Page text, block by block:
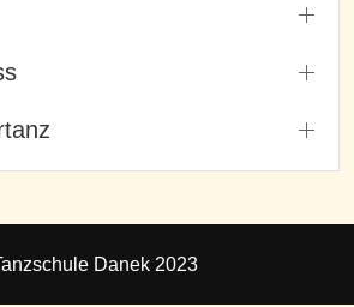
Danek 2023